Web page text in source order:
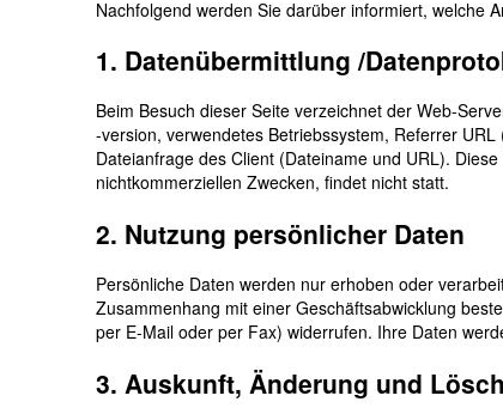
Nachfolgend werden Sie darüber informiert, welche
1. Datenübermittlung /
Beim Besuch dieser Seite verzeichnet der Web-
-version, verwendetes Betriebssystem, Referrer
Dateianfrage des Client (Dateiname und URL).
nichtkommerziellen Zwecken, findet nicht statt.
2. Nutzung persönlicher Daten
Persönliche Daten werden nur erhoben oder
Zusammenhang mit einer Geschäftsabwicklung
per E-Mail oder per Fax) widerrufen. Ihre Daten
3. Auskunft, Änderung und